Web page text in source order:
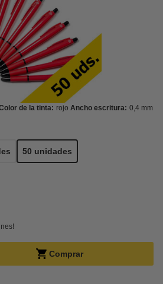
de la tinta: rojo Ancho escritura: 0,4 mm
50 unidades
Comprar